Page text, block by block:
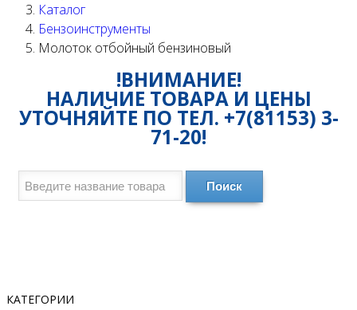
Каталог
Бензоинструменты
Молоток отбойный бензиновый
!ВНИМАНИЕ!
НАЛИЧИЕ ТОВАРА И ЦЕНЫ
УТОЧНЯЙТЕ ПО ТЕЛ. +7(81153) 3-
71-20!
Поиск
КАТЕГОРИИ